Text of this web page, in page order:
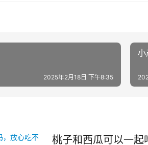
2025年2月18日 下午8:35
小
桃子和西瓜可以一